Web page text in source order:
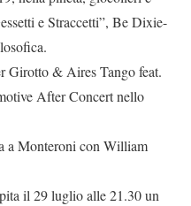
e Straccetti”, Be Dixie-
Girotto & Aires Tango feat.
After Concert nello
a Monteroni con William
il 29 luglio alle 21.30 un